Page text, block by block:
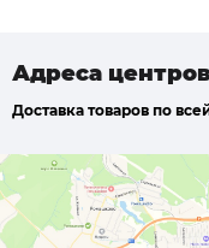
Адреса центров
Доставка товаров по